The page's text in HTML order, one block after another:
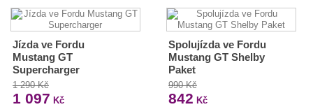
Jízda ve Fordu
Mustang GT
Supercharger
1 290 Kč
1 097 Kč
Spolujízda ve Fordu
Mustang GT Shelby
Paket
990 Kč
842 Kč